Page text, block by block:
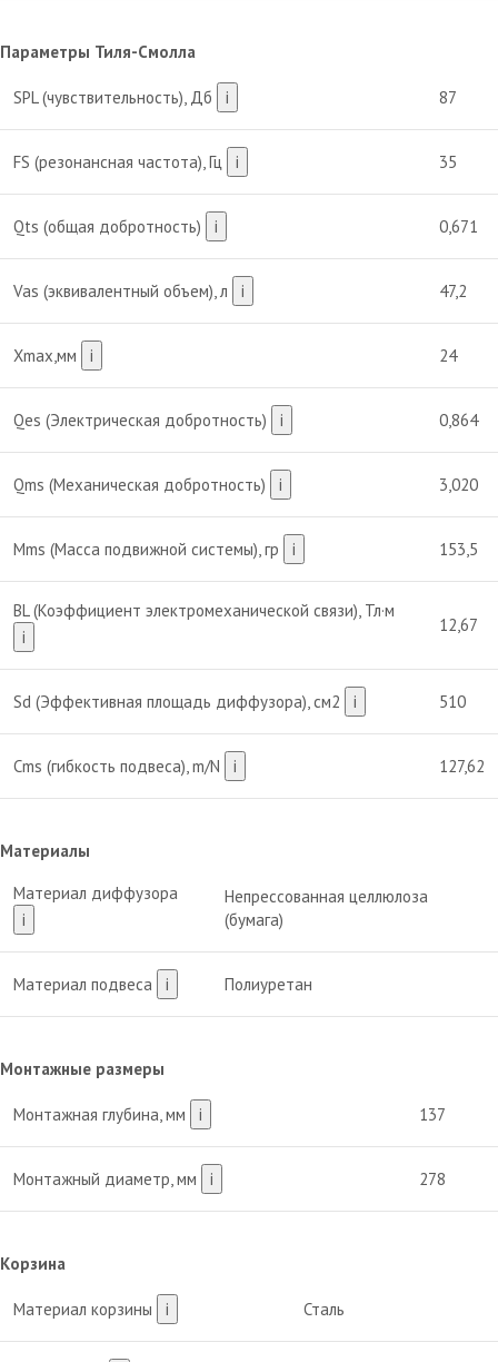
Параметры Тиля-Смолла
SPL (чувствительность), Дб i 87
FS (резонансная частота), Гц i 35
Qts (общая добротность) i 0,671
Vas (эквивалентный объем), л i 47,2
Xmax,мм i 24
Qes (Электрическая добротность) i 0,864
Qms (Механическая добротность) i 3,020
Mms (Масса подвижной системы), гр i 153,5
BL (Коэффициент электромеханической связи), Тл·м
i
12,67
Sd (Эффективная площадь диффузора), см2 i 510
Cms (гибкость подвеса), m/N i 127,62
Материалы
Материал диффузора
i
Непрессованная целлюлоза
(бумага)
Материал подвеса i Полиуретан
Монтажные размеры
Монтажная глубина, мм i 137
Монтажный диаметр, мм i 278
Корзина
Материал корзины i Сталь